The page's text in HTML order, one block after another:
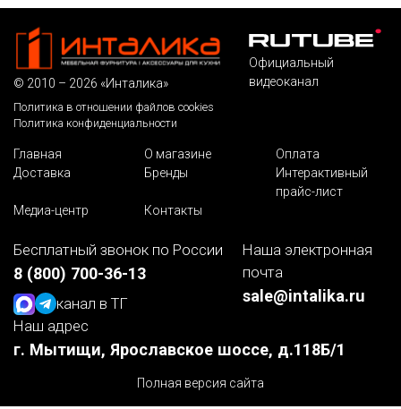
© 2010 – 2026 «Инталика»
Политика в отношении файлов cookies
Политика конфиденциальности
Официальный
видеоканал
Главная О магазине
Оплата
Доставка
Бренды
Интерактивный
прайс-лист
Медиа-центр
Контакты
Бесплатный звонок по России
8 (800) 700-36-13
канал в ТГ
Наша электронная
почта
sale@intalika.ru
Наш адрес
г. Мытищи, Ярославское шоссе, д.118Б/1
Полная версия сайта